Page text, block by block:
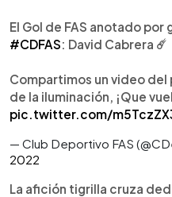
El Gol de FAS anotado
#CDFAS: David Cabrera ☄️
Compartimos un video
de la iluminación, ¡Que
pic.twitter.com/
— Club Deportivo FAS
2022
La afición tigrilla cruza